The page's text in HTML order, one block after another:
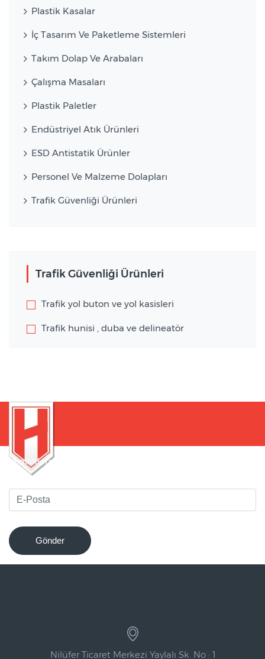
Plastik Kasalar
İç Tasarım Ve Paketleme Sistemleri
Takım Dolap Ve Arabaları
Çalışma Masaları
Plastik Paletler
Endüstriyel Atık Ürünleri
ESD Antistatik Ürünler
Personel Ve Malzeme Dolapları
Trafik Güvenliği Ürünleri
Trafik Güvenliği Ürünleri
Trafik yol buton ve yol kasisleri
Trafik hunisi , duba ve delineatör
Yeniliklerden haberdar olmak için bültenimize kaydolun
Gönder
Nilüfer Ticaret Merkezi Yaylalı Sk. No : 1